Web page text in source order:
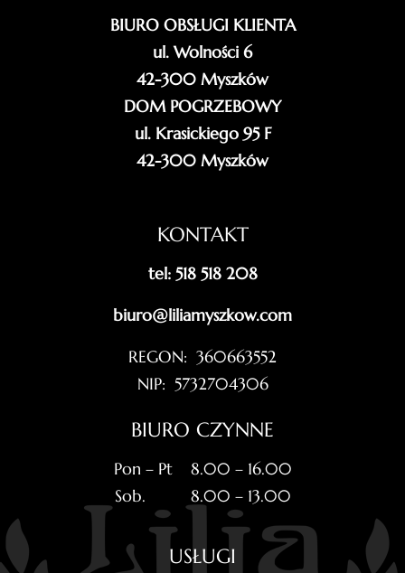
BIURO OBSŁUGI KLIENTA
ul. Wolności 6
42-300 Myszków
DOM POGRZEBOWY
ul. Krasickiego 95 F
42-300 Myszków
KONTAKT
tel: 518 518 208
biuro@liliamyszkow.com
REGON: 360663552
NIP: 5732704306
BIURO CZYNNE
Pon – Pt 8.00 – 16.00
Sob. 8.00 – 13.00
USŁUGI